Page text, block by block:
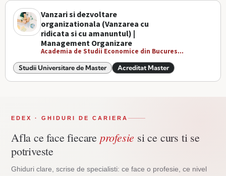
Vanzari si dezvoltare
organizationala (Vanzarea cu
ridicata si cu amanuntul) |
Management Organizare
Academia de Studii Economice din Bucures...
Studii Universitare de Master Acreditat Master
EDEX · GHIDURI DE CARIERA
Afla ce face fiecare profesie si ce curs ti se
potriveste
Ghiduri clare, scrise de specialisti: ce face o profesie, ce nivel